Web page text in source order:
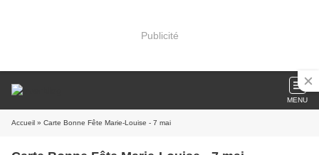
Publicité
MENU
Accueil » Carte Bonne Fête Marie-Louise - 7 mai